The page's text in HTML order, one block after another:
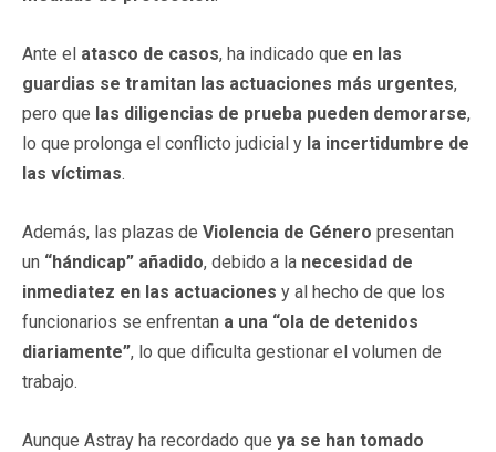
Ante el atasco de casos, ha indicado que en las
guardias se tramitan las actuaciones más urgentes,
pero que las diligencias de prueba pueden demorarse,
lo que prolonga el conflicto judicial y la incertidumbre de
las víctimas.
Además, las plazas de Violencia de Género presentan
un “hándicap” añadido, debido a la necesidad de
inmediatez en las actuaciones y al hecho de que los
funcionarios se enfrentan a una “ola de detenidos
diariamente”, lo que dificulta gestionar el volumen de
trabajo.
Aunque Astray ha recordado que ya se han tomado